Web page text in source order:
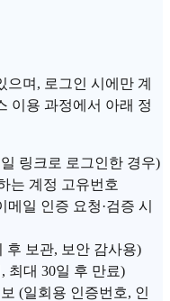
으며, 로그인 시에만 계
이용 과정에서 아래 정
링크로 로그인한 경우)
는 계정 고유번호
일 인증 요청·검증 시
후 보관, 보안 감사용)
최대 30일 후 만료)
(일회용 인증번호, 인